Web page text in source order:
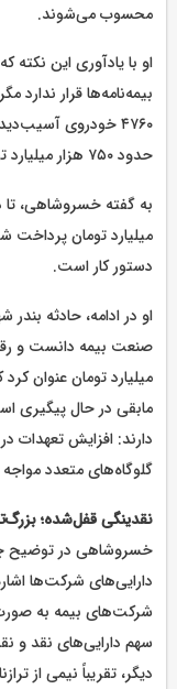
محسوب می‌شوند.
او با یادآوری این
بیمه‌نامه‌ها قرار
۴۷۶۰ خودروی
حدود ۷۵۰ هزار میلیارد تومان رسیده است.
میلیارد تومان پرداخت
دستور کار است.
او در ادامه، حادثه
مابقی در حال پیگیری
دارند: افزایش تعهدات
گلوگاه‌های متعدد
نقدینگی قفل‌شده؛
خسروشاهی در توضیح
شرکت‌های بیمه به صورت
دیگر، تقریباً نیمی از